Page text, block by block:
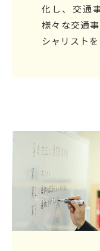
化し、交通
様々な交通
シャリストを